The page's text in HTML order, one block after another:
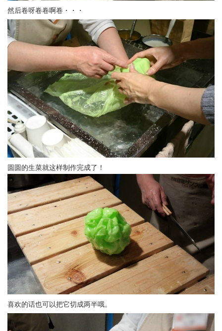
然后卷呀卷卷啊卷・・・
圆圆的生菜就这样制作完成了！
喜欢的话也可以把它切成两半哦。